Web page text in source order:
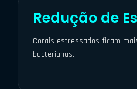
Redução de
Corais estressados ficam
bacterianas.